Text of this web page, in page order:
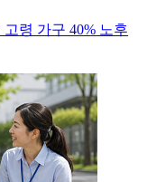
령 가구 40% 노후